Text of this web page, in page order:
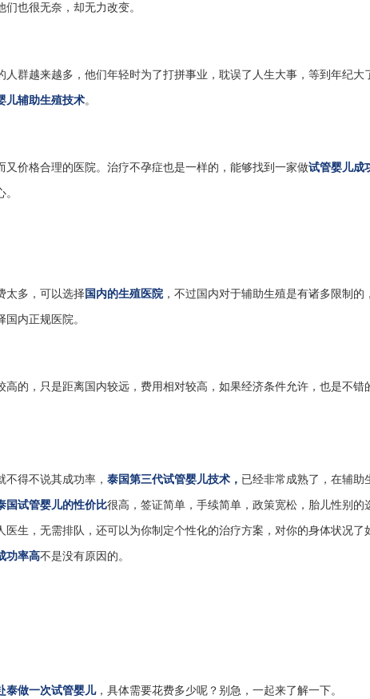
也很无奈，却无力改变。
群越来越多，他们年轻时为了打拼事业，耽误了人生大事，等到年纪大
儿辅助生殖技术。
价格合理的医院。治疗不孕症也是一样的，能够找到一家做试管婴儿成
太多，可以选择国内的生殖医院，不过国内对于辅助生殖是有诸多限制的
内正规医院。
高的，只是距离国内较远，费用相对较高，如果经济条件允许，也是不错
不得不说其成功率， 泰国第三代试管婴儿技术， 已经非常成熟了，在辅助
国试管婴儿的性价比很高，签证简单，手续简单，政策宽松，胎儿性别的
生，无需排队，还可以为你制定个性化的治疗方案，对你的身体状况了
功率高不是没有原因的。
泰做一次试管婴儿，具体需要花费多少呢？别急，一起来了解一下。